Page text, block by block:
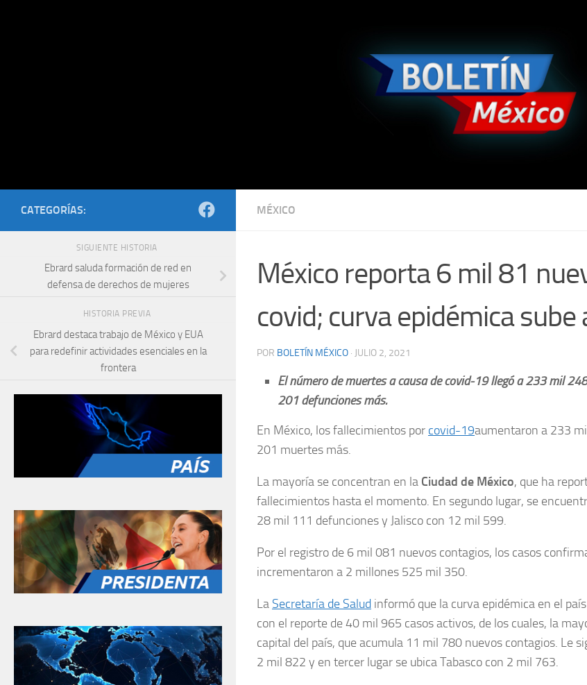
MÉXICO
México reporta 6 mil 81
covid; curva epidémica sube
POR BOLETÍN MÉXICO · JULIO 2, 2021
El número de muertes a causa de covid-19 llegó a 233 mil
201 defunciones más.
En México, los fallecimientos por covid-19aumentaron a 233
201 muertes más.
La mayoría se concentran en la Ciudad de México, que ha
fallecimientos hasta el momento. En segundo lugar, se
28 mil 111 defunciones y Jalisco con 12 mil 599.
Por el registro de 6 mil 081 nuevos contagios, los casos
incrementaron a 2 millones 525 mil 350.
La Secretaría de Salud informó que la curva epidémica en el
con el reporte de 40 mil 965 casos activos, de los cuales, la
capital del país, que acumula 11 mil 780 nuevos contagios. Le
2 mil 822 y en tercer lugar se ubica Tabasco con 2 mil 763.
CATEGORÍAS:
SIGUIENTE HISTORIA
Ebrard saluda formación de red en
defensa de derechos de mujeres
HISTORIA PREVIA
Ebrard destaca trabajo de México y EUA
para redefinir actividades esenciales en la
frontera